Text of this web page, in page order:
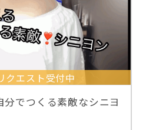
クエスト受付中
分でつくる素敵なシニヨ